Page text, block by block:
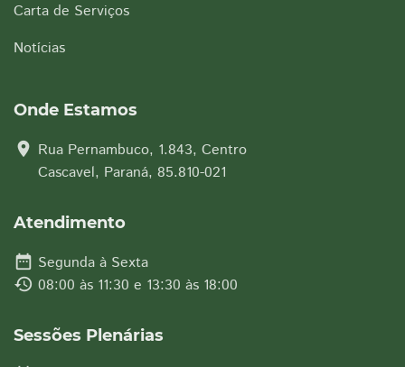
Carta de Serviços
Notícias
Onde Estamos
location_on Rua Pernambuco, 1.843, Centro
Cascavel, Paraná, 85.810-021
Atendimento
date_range Segunda à Sexta
history 08:00 às 11:30 e 13:30 às 18:00
Sessões Plenárias